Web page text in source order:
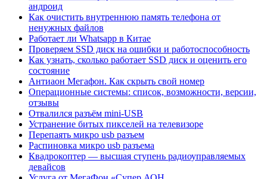
андроид
Как очистить внутреннюю память телефона от
ненужных файлов
Работает ли Whatsapp в Китае
Проверяем SSD диск на ошибки и работоспособность
Как узнать, сколько работает SSD диск и оценить его
состояние
Антиаон Мегафон. Как скрыть свой номер
Операционные системы: список, возможности, версии,
отзывы
Отвалился разъём mini-USB
Устранение битых пикселей на телевизоре
Перепаять микро usb разъем
Распиновка микро usb разъема
Квадрокоптер — высшая ступень радиоуправляемых
девайсов